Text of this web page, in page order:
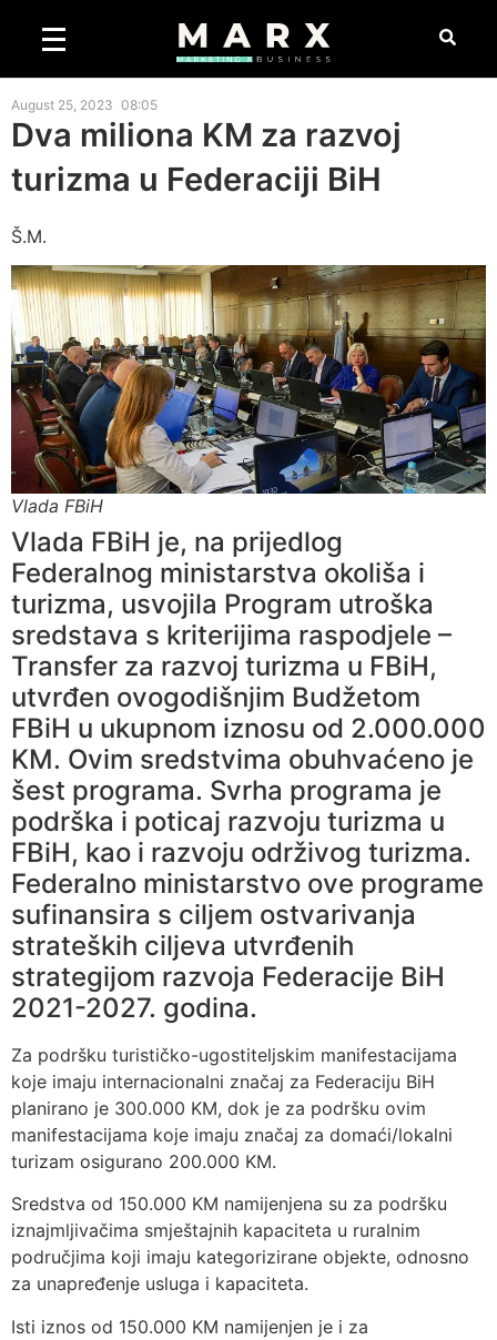
August 25, 2023 08:05
Dva miliona KM za razvoj
turizma u Federaciji BiH
Š.M.
Vlada FBiH
Vlada FBiH je, na prijedlog
Federalnog ministarstva okoliša i
turizma, usvojila Program utroška
sredstava s kriterijima raspodjele –
Transfer za razvoj turizma u FBiH,
utvrđen ovogodišnjim Budžetom
FBiH u ukupnom iznosu od 2.000.000
KM. Ovim sredstvima obuhvaćeno je
šest programa. Svrha programa je
podrška i poticaj razvoju turizma u
FBiH, kao i razvoju održivog turizma.
Federalno ministarstvo ove programe
sufinansira s ciljem ostvarivanja
strateških ciljeva utvrđenih
strategijom razvoja Federacije BiH
2021-2027. godina.
Za podršku turističko-ugostiteljskim manifestacijama
koje imaju internacionalni značaj za Federaciju BiH
planirano je 300.000 KM, dok je za podršku ovim
manifestacijama koje imaju značaj za domaći/lokalni
turizam osigurano 200.000 KM.
Sredstva od 150.000 KM namijenjena su za podršku
iznajmljivačima smještajnih kapaciteta u ruralnim
područjima koji imaju kategorizirane objekte, odnosno
za unapređenje usluga i kapaciteta.
Isti iznos od 150.000 KM namijenjen je i za